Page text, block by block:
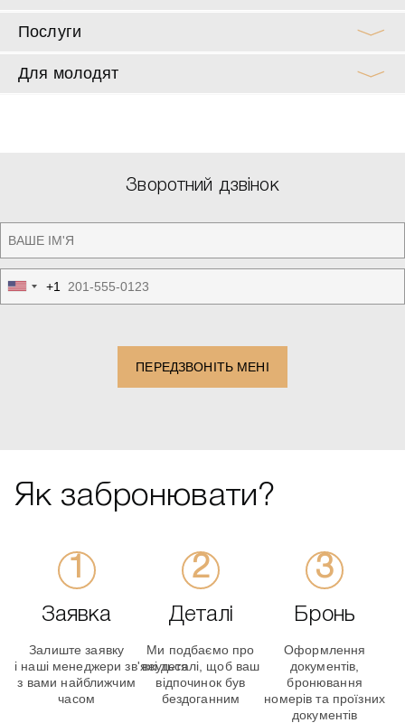
Послуги
Для молодят
Зворотний дзвінок
United
States
+1
ПЕРЕДЗВОНІТЬ МЕНІ
Як забронювати?
Заявка
Залиште заявку
і наші менеджери зв'яжуться
з вами найближчим
часом
Деталі
Ми подбаємо про
всі деталі, щоб ваш
відпочинок був
бездоганним
Бронь
Оформлення
документів,
бронювання
номерів та проїзних
документів